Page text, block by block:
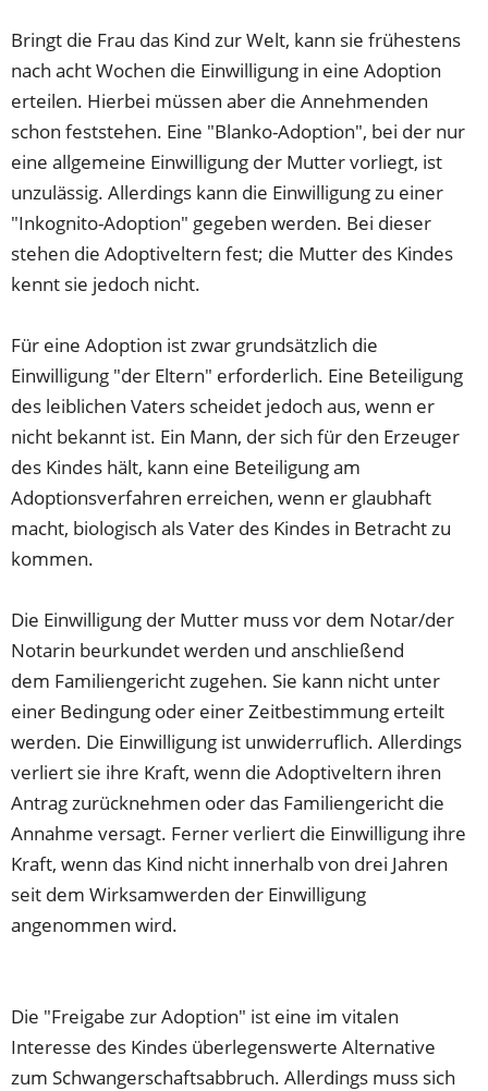
Bringt die Frau das Kind zur Welt, kann sie frühestens
nach acht Wochen die Einwilligung in eine Adoption
erteilen. Hierbei müssen aber die Annehmenden
schon feststehen. Eine "Blanko-Adoption", bei der nur
eine allgemeine Einwilligung der Mutter vorliegt, ist
unzulässig. Allerdings kann die Einwilligung zu einer
"Inkognito-Adoption" gegeben werden. Bei dieser
stehen die Adoptiveltern fest; die Mutter des Kindes
kennt sie jedoch nicht.
Für eine Adoption ist zwar grundsätzlich die
Einwilligung "der Eltern" erforderlich. Eine Beteiligung
des leiblichen Vaters scheidet jedoch aus, wenn er
nicht bekannt ist. Ein Mann, der sich für den Erzeuger
des Kindes hält, kann eine Beteiligung am
Adoptionsverfahren erreichen, wenn er glaubhaft
macht, biologisch als Vater des Kindes in Betracht zu
kommen.
Die Einwilligung der Mutter muss vor dem Notar/der
Notarin beurkundet werden und anschließend
dem Familiengericht zugehen. Sie kann nicht unter
einer Bedingung oder einer Zeitbestimmung erteilt
werden. Die Einwilligung ist unwiderruflich. Allerdings
verliert sie ihre Kraft, wenn die Adoptiveltern ihren
Antrag zurücknehmen oder das Familiengericht die
Annahme versagt. Ferner verliert die Einwilligung ihre
Kraft, wenn das Kind nicht innerhalb von drei Jahren
seit dem Wirksamwerden der Einwilligung
angenommen wird.
Die "Freigabe zur Adoption" ist eine im vitalen
Interesse des Kindes überlegenswerte Alternative
zum Schwangerschaftsabbruch. Allerdings muss sich